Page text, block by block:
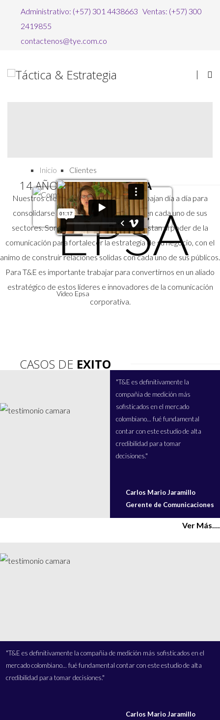
Administrativo: (+57) 301 4438663 Ventas: (+57) 300
2419855
contactenos@tye.com.co
Inicio Clientes
14 AÑOS DEEXPERIENCIA
Nuestros clientes son empresas que trabajan día a día para
consolidarse como lideres del mercado en cada uno de sus
sectores. Son organizaciones que le apuestan al poder de la
comunicación para fortalecer la estrategia de su negocio, con el
animo de construir relaciones solidas con cada uno de sus públicos.
Para T&E es importante trabajar para convertirnos en un aliado
estratégico de estos líderes e innovadores de la comunicación
corporativa.
CASOS DE EXITO
"T&E es definitivamente la
compañia de medición más
sofisticados en el mercado
colombiano... fué fundamental
contar con este estudio de alta
credibilidad para tomar
decisiones."
Carlos Mario Jaramillo
Gerente de Comunicaciones
Ver Más....
"T&E es definitivamente la compañia de medición más sofisticados en el
mercado colombiano... fué fundamental contar con este estudio de alta
credibilidad para tomar decisiones."
Carlos Mario Jaramillo
EPSA
Video Epsa